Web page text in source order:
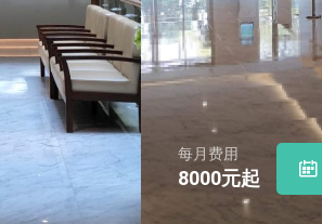
每月费用
8000元起